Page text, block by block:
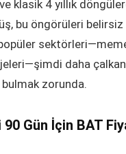
klasik 4 yıllık
bu öngörüleri
popüler
daha
zorunda.
Gün İçin BAT